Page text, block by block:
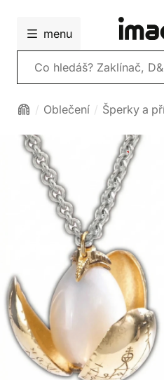
menu
Vyhledávání
Oblečení Šperky a